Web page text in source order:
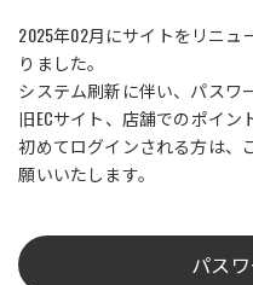
2025年02月にサイトをリニ
りました。
システム刷新に伴い、パスワ
旧ECサイト、店舗でのポイ
初めてログインされる方は、
願いいたします。
パス